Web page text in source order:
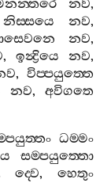
නව,
නිස‍්සයෙ නව,
නව,
,ඉන්‍ද්‍රියෙ නව,
,විප‍්පයුත‍්තෙ
නව,අවිගතෙ
ධම‍්මං
සම‍්පයුත‍්තො
ද‍්වෙ,හෙතුං